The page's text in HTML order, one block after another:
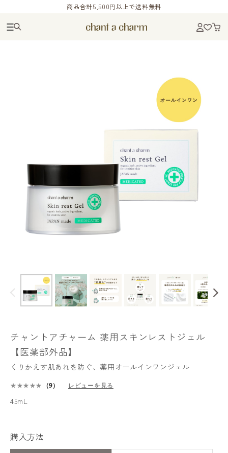
商品合計5,500円以上で送料無料
チャントアチャーム 薬用スキンレストジェル
【医薬部外品】
くりかえす肌あれを防ぐ、薬用オールインワンジェル
購入方法
（9） レビューを見る
45mL